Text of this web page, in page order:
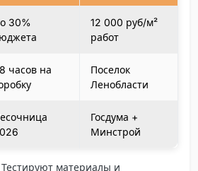
30%
12 000 руб/м²
работ
часов на
Поселок
Ленобласти
Госдума +
Минстрой
Тестируют материалы и